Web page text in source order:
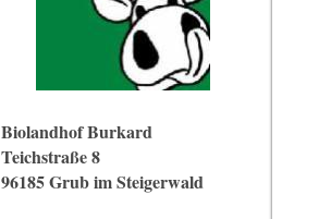
Biolandhof Burkard
Teichstraße 8
96185 Grub im Steigerwald